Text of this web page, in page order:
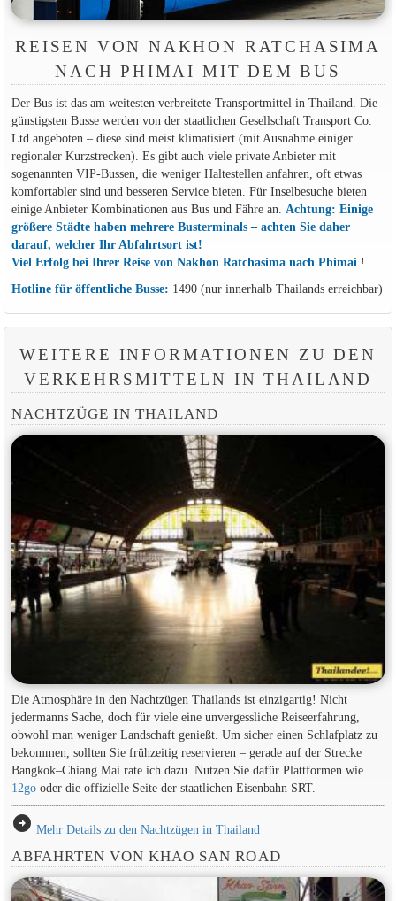
REISEN VON NAKHON RATCHASIMA
NACH PHIMAI MIT DEM BUS
Der Bus ist das am weitesten verbreitete Transportmittel in Thailand. Die
günstigsten Busse werden von der staatlichen Gesellschaft Transport Co.
Ltd angeboten – diese sind meist klimatisiert (mit Ausnahme einiger
regionaler Kurzstrecken). Es gibt auch viele private Anbieter mit
sogenannten VIP-Bussen, die weniger Haltestellen anfahren, oft etwas
komfortabler sind und besseren Service bieten. Für Inselbesuche bieten
einige Anbieter Kombinationen aus Bus und Fähre an. Achtung: Einige
größere Städte haben mehrere Busterminals – achten Sie daher
darauf, welcher Ihr Abfahrtsort ist!
Viel Erfolg bei Ihrer Reise von Nakhon Ratchasima nach Phimai!
Hotline für öffentliche Busse: 1490 (nur innerhalb Thailands erreichbar)
WEITERE INFORMATIONEN ZU DEN
VERKEHRSMITTELN IN THAILAND
NACHTZÜGE IN THAILAND
Die Atmosphäre in den Nachtzügen Thailands ist einzigartig! Nicht
jedermanns Sache, doch für viele eine unvergessliche Reiseerfahrung,
obwohl man weniger Landschaft genießt. Um sicher einen Schlafplatz zu
bekommen, sollten Sie frühzeitig reservieren – gerade auf der Strecke
Bangkok–Chiang Mai rate ich dazu. Nutzen Sie dafür Plattformen wie
12gooder die offizielle Seite der staatlichen Eisenbahn SRT.
arrow_circle_right Mehr Details zu den Nachtzügen in Thailand
ABFAHRTEN VON KHAO SAN ROAD